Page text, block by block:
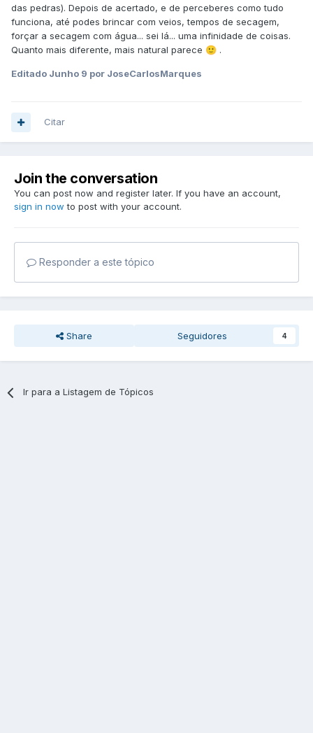
das pedras). Depois de acertado, e de perceberes como tudo
funciona, até podes brincar com veios, tempos de secagem,
forçar a secagem com água... sei lá... uma infinidade de coisas.
Quanto mais diferente, mais natural parece 🙂 .
Editado Junho 9 por JoseCarlosMarques
Citar
Join the conversation
You can post now and register later. If you have an account,
sign in now to post with your account.
Responder a este tópico
Share Seguidores 4
Ir para a Listagem de Tópicos